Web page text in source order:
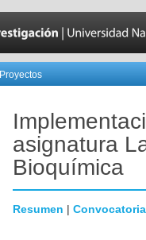
Proyectos
asignatura
Bioquímica
Resumen | Convocatoria